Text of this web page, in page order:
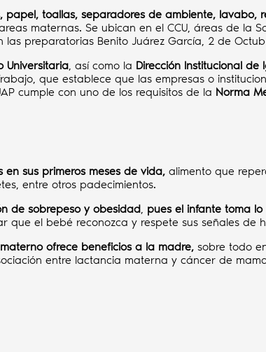
papel, toallas, separadores de ambiente,
maternas. Se ubican en el CCU, áreas de la
las preparatorias Benito Juárez García, 2 de
Universitaria, así como la Dirección Institucional
que establece que las empresas o
cumple con uno de los requisitos de la Norma
sus primeros meses de vida, alimento que
entre otros padecimientos.
de sobrepeso y obesidad, pues el infante toma
el bebé reconozca y respete sus señales de
ofrece beneficios a la madre, sobre todo
entre lactancia materna y cáncer de